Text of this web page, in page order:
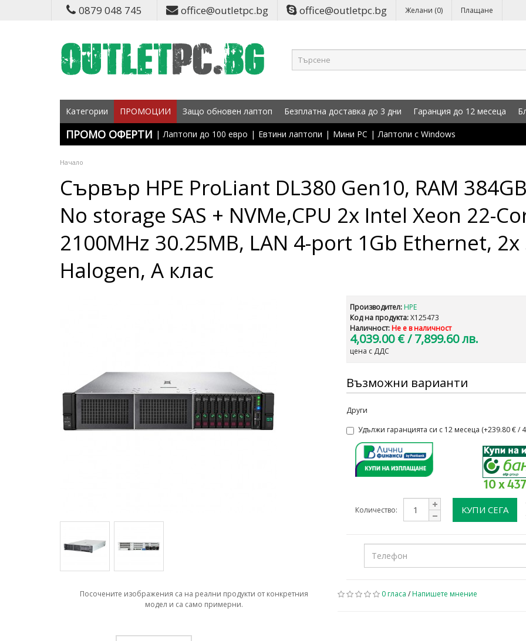
0879 048 745 office@outletpc.bg office@outletpc.bg Желани (0) Плащане
Категории ПРОМОЦИИ Защо обновен лаптоп Безплатна доставка до 3 дни Гаранция до 12 месеца
ПРОМО ОФЕРТИ | Лаптопи до 100 евро | Евтини лаптопи | Мини PC | Лаптопи с Windows
Начало
Сървър HPE ProLiant DL380 Gen10, RAM
No storage SAS + NVMe,CPU 2x Intel Xeon 22-
2100MHz 30.25MB, LAN 4-port 1Gb Ethernet,
Halogen, A клас
Посочените изображения са на реални продукти от конкретния
модел и са само примерни.
Производител: HPE
Код на продукта: X125473
Наличност: Не е в наличност
4,039.00 € / 7,899.60 лв.
цена с ДДС
Възможни варианти
Други
Удължи гаранцията си с 12 месеца (+239.80 € /
10 x
Количество: КУПИ СЕГА
0 гласа /Напишете мнение